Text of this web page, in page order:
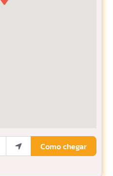
Como chegar